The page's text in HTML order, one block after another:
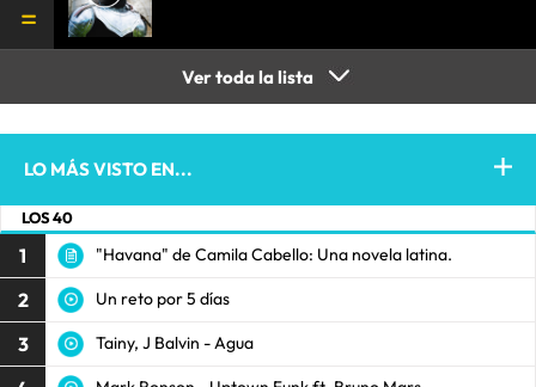
Ver toda la lista
LO MÁS VISTO EN...
LOS 40
1 "Havana" de Camila Cabello: Una novela latina.
2 Un reto por 5 días
3 Tainy, J Balvin - Agua